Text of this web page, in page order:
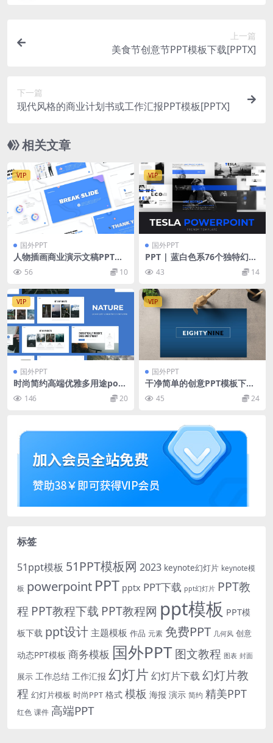
上一篇
美食节创意节PPT模板下载[PPTX]
下一篇
现代风格的商业计划书或工作汇报PPT模板[PPTX]
相关文章
VIP
国外PPT
人物插画商业演示文稿PPT幻
灯片模板 Illustration Busine
ss Powerpoint Presentatio
56 10
VIP
国外PPT
PPT | 蓝白色系76个独特幻灯
片精选颜色迷人照片画廊炫酷
色彩
43 14
VIP
国外PPT
时尚简约高端优雅多用途pow
erpoint幻灯片演示模板（ppt
x）146 20
VIP
国外PPT
干净简单的创意PPT模板下载
[PPTX]
45 24
标签
51ppt模板 51PPT模板网 2023 keynote幻灯片 keynote模
板 powerpoint PPT pptx PPT下载 ppt幻灯片 PPT教
程 PPT教程下载 PPT教程网 ppt模板 PPT模
板下载 ppt设计 主题模板 作品 元素 免费PPT 几何风 创意
动态PPT模板 商务模板 国外PPT图文教程 图表 封面
展示 工作总结 工作汇报 幻灯片 幻灯片下载 幻灯片教
程 幻灯片模板 时尚PPT 格式 模板 海报 演示 简约 精美PPT
红色 课件 高端PPT